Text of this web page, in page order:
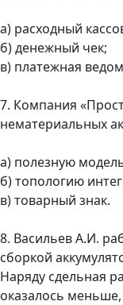
а) расходный
б) денежный чек;
в) платежная
7. Компания
нематериальных
а) полезную
б) топологию
в) товарный знак.
8. Васильев А.И.
сборкой
Наряду сдельная
оказалось